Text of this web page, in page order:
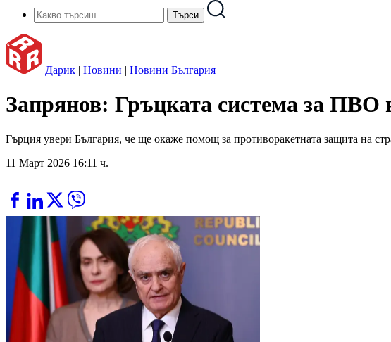
Дарик | Новини | Новини България
Запрянов: Гръцката система за ПВО
Гърция увери България, че ще окаже помощ за противоракетната защита на
11 Март 2026 16:11 ч.